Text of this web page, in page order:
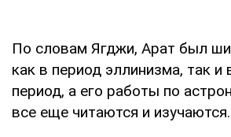
По словам Ягджи, Арат был
как в период эллинизма, так и
период, а его работы по
все еще читаются и изучаются.